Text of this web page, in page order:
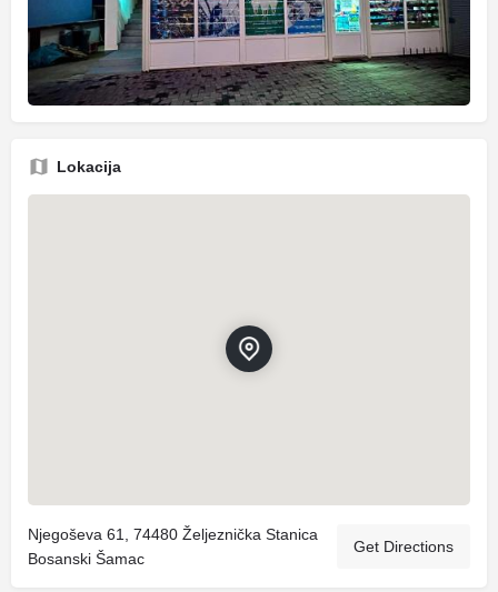
Lokacija
Njegoševa 61, 74480 Željeznička Stanica
Bosanski Šamac
Get Directions